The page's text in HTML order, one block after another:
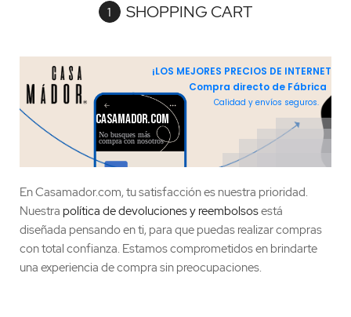
SHOPPING CART
¡LOS MEJORES PRECIOS DE INTERNET!
CASAMADOR.COM
Compra directo de Fábrica
Calidad y envíos seguros.
No busques más
compra con nosotros
En Casamador.com, tu satisfacción es nuestra prioridad.
Nuestra política de devoluciones y reembolsosestá
diseñada pensando en ti, para que puedas realizar compras
con total confianza. Estamos comprometidos en brindarte
una experiencia de compra sin preocupaciones.